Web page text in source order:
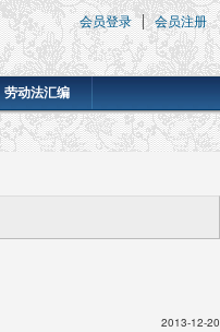
会员登录 会员注册
劳动法汇编
2013-12-20